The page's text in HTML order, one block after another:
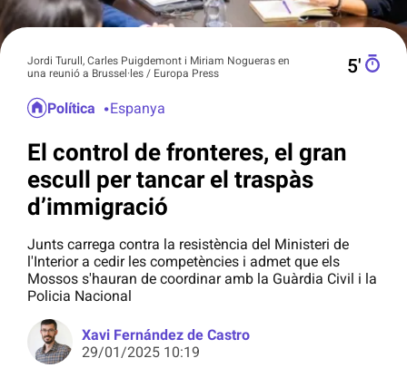
Jordi Turull, Carles Puigdemont i Miriam Nogueras en
una reunió a Brussel·les / Europa Press
5′
Política Espanya
El control de fronteres, el gran
escull per tancar el traspàs
d’immigració
Junts carrega contra la resistència del Ministeri de
l'Interior a cedir les competències i admet que els
Mossos s'hauran de coordinar amb la Guàrdia Civil i la
Policia Nacional
Xavi Fernández de Castro
29/01/2025 10:19